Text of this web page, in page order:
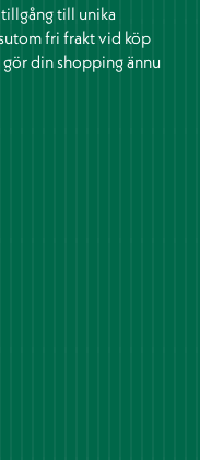
till unika
fri frakt vid köp
din shopping ännu